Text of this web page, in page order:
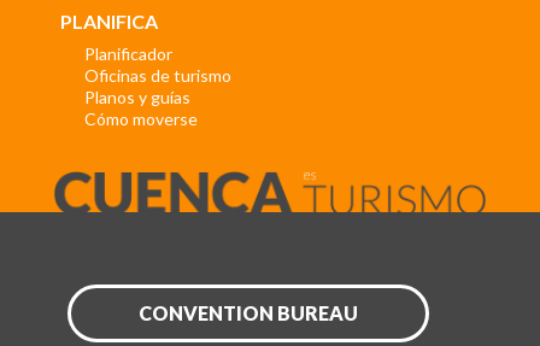
PLANIFICA
Planificador
Oficinas de turismo
Planos y guías
Cómo moverse
CONVENTION BUREAU